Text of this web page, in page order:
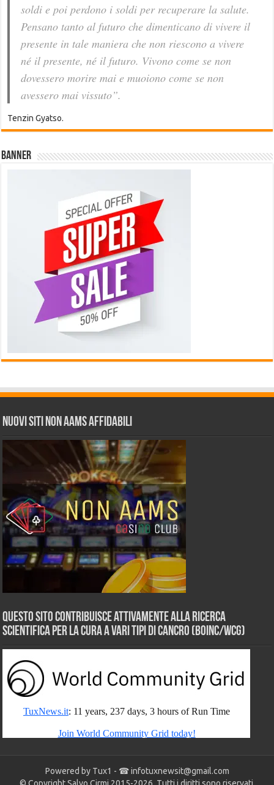
soldi e poi perdono i soldi per recuperare la salute.
Pensano tanto al futuro che dimenticano di vivere il
presente in tale maniera che non riescono a vivere
né il presente, né il futuro. Vivono come se non
dovessero morire mai e muoiono come se non
avessero mai vissuto”.
Tenzin Gyatso.
Banner
Nuovi siti non AAMS affidabili
Questo sito contribuisce attivamente alla ricerca
scientifica per la cura a vari tipi di Cancro (BOINC/WCG)
Powered by Tux1 - ☎infotuxnewsit@gmail.com